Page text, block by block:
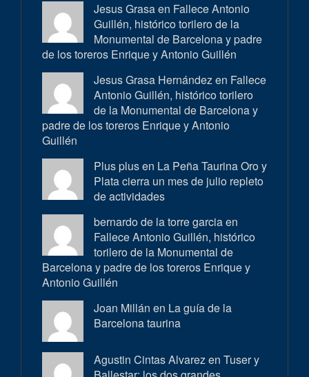
Jesus Grasa en Fallece Antonio
Guillén, histórico torilero de la
Monumental de Barcelona y padre
de los toreros Enrique y Antonio Guillén
Jesus Grasa Hernández en Fallece
Antonio Guillén, histórico torilero
de la Monumental de Barcelona y
padre de los toreros Enrique y Antonio
Guillén
Plus plus en La Peña Taurina Oro y
Plata cierra un mes de julio repleto
de actividades
bernardo de la torre garcia en
Fallece Antonio Guillén, histórico
torilero de la Monumental de
Barcelona y padre de los toreros Enrique y
Antonio Guillén
Joan Millán en La guía de la
Barcelona taurina
Agustin Cintas Alvarez en Tuser y